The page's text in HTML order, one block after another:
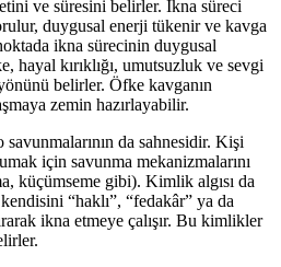
ve süresini belirler. İkna süreci
duygusal enerji tükenir ve kavga
ikna sürecinin duygusal
hayal kırıklığı, umutsuzluk ve sevgi
belirler. Öfke kavganın
zemin hazırlayabilir.
da sahnesidir. Kişi
için savunma mekanizmalarını
küçümseme gibi). Kimlik algısı da
“haklı”, “fedakâr” ya da
ikna etmeye çalışır. Bu kimlikler